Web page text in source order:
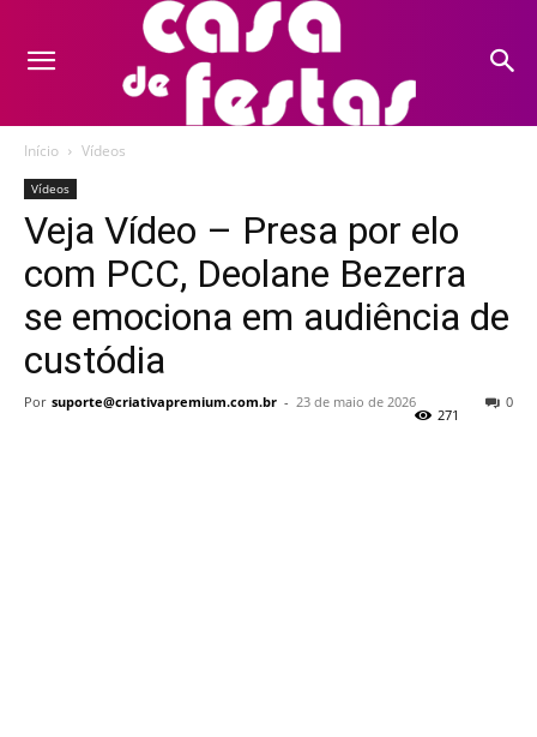
Início Vídeos
Vídeos
Veja Vídeo – Presa por elo
com PCC, Deolane Bezerra
se emociona em audiência de
custódia
Por suporte@criativapremium.com.br - 23 de maio de 2026 0
271